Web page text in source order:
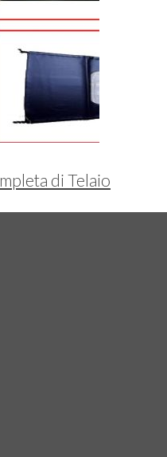
di Telaio